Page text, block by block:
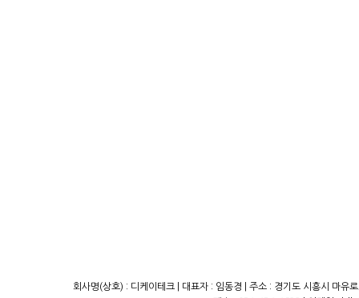
회사명(상호) : 디케이테크 | 대표자 : 임동경 | 주소 : 경기도 시흥시 마